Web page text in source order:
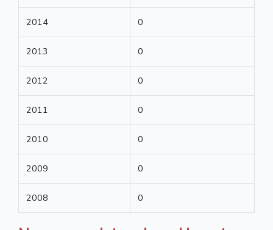
2014 0
2013 0
2012 0
2011 0
2010 0
2009 0
2008 0